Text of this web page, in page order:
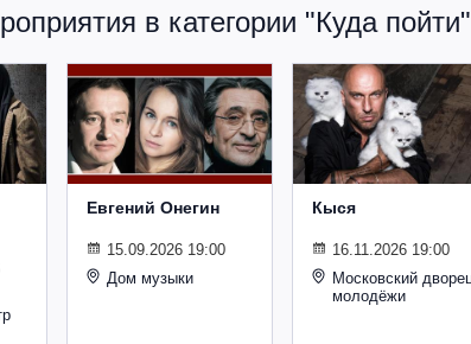
в категории "Куда пойти"
Евгений Онегин
15.09.2026 19:00
Дом музыки
Кыся
16.11.2026 19:00
Московский
молодёжи